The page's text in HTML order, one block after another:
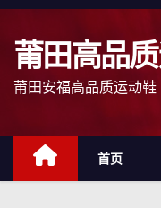
跳
莆田高品
莆田安福高品质运动鞋
首页